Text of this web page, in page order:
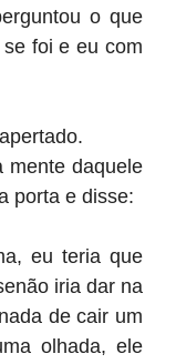
o que
foi e eu com
mente daquele
porta e disse:
eu teria que
iria dar na
de cair um
olhada, ele